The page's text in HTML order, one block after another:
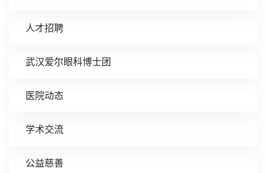
人才招聘
武汉爱尔眼科博士团
医院动态
学术交流
公益慈善